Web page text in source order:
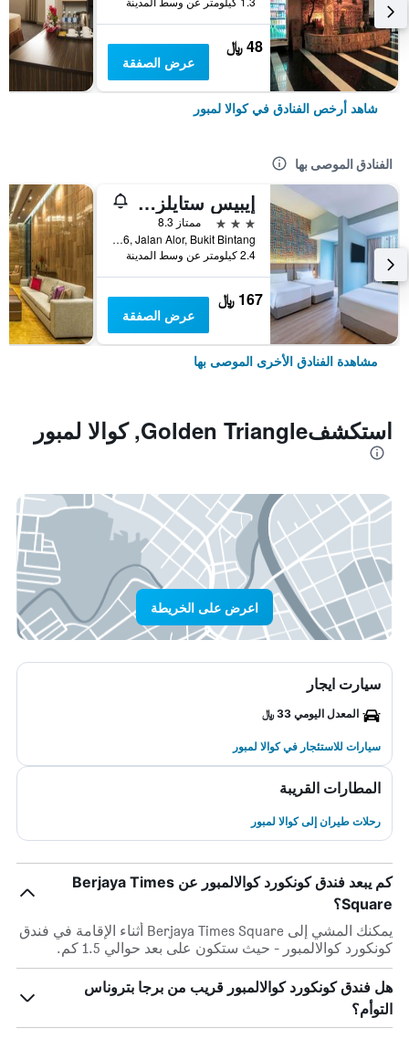
48 ﷼
عرض الصفقة
شاهد أرخص الفنادق في كوالا لمبور
الفنادق الموصى بها
إيبيس ستايلز كوالا لمبور بوكيت بينتانج
3 نجوم
ممتاز 8.3
No.16, Jalan Alor, Bukit Bintang, كوالا لمبور, ماليزيا
2.4 كيلومتر عن وسط المدينة
167 ﷼
عرض الصفقة
مشاهدة الفنادق الأخرى الموصى بها
استكشفGolden Triangle, كوالا لمبور
اعرض على الخريطة
سيارت ايجار
المعدل اليومي 33 ﷼
سيارات للاستئجار في كوالا لمبور
المطارات القريبة
رحلات طيران إلى كوالا لمبور
كم يبعد فندق كونكورد كوالالمبور عن Berjaya Times
Square؟
يمكنك المشي إلى Berjaya Times Square أثناء الإقامة في فندق
كونكورد كوالالمبور - حيث ستكون على بعد حوالي 1.5 كم.
هل فندق كونكورد كوالالمبور قريب من برجا بتروناس
التوأم؟